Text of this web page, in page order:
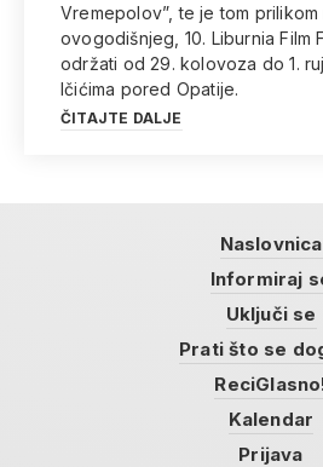
Vremepolov”, te je tom
ovogodišnjeg, 10. Liburnia Film
održati od 29. kolovoza do 1.
Ičićima pored Opatije.
ČITAJTE DALJE
Naslovnica
Informiraj
Uključi se
Prati što se
Kalendar
Prijava